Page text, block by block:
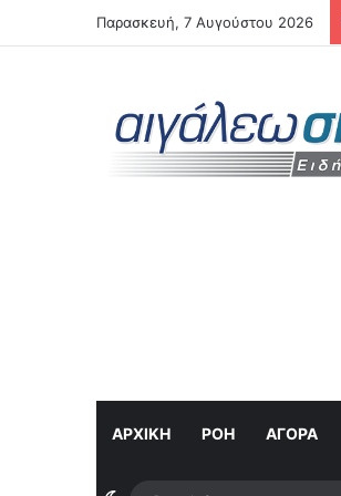
Παρασκευή, 7 Αυγούστου 2026
ΑΡΧΙΚΗ ΡΟΉ ΑΓΟΡΆ